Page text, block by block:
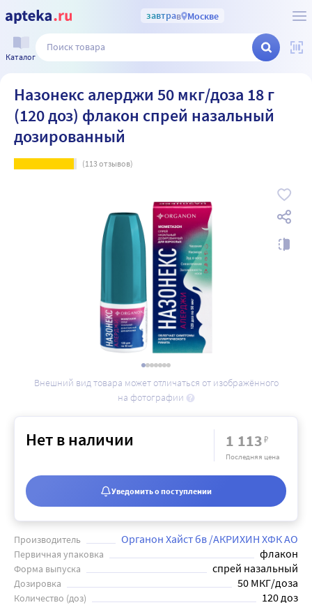
завтрав Москве
Каталог
Назонекс алерджи 50 мкг/доза 18 г
(120 доз) флакон спрей назальный
дозированный
(113отзывов)
Внешний вид товара может отличаться от изображённого
на фотографии
Производитель Органон Хайст бв /АКРИХИН ХФК АО
Первичная упаковка флакон
Форма выпуска спрей назальный
Дозировка 50 МКГ/доза
Количество (доз) 120 доз
Нет в наличии 1 113₽
Последняя цена
Уведомить о поступлении